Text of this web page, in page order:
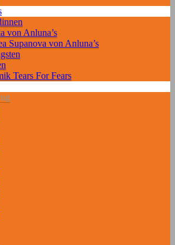
von Anluna’s
Supanova von Anluna’s
Tears For Fears